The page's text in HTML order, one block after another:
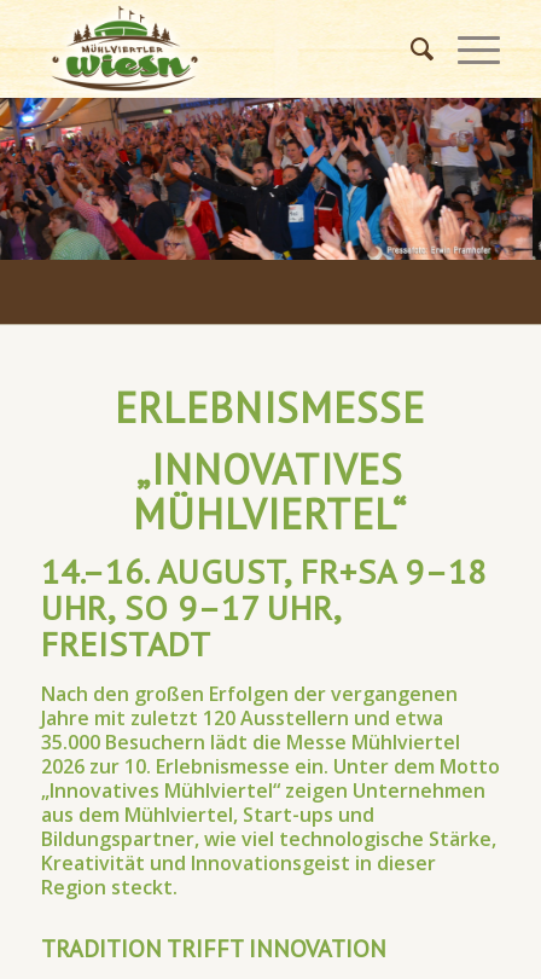
ERLEBNISMESSE
„INNOVATIVES
MÜHLVIERTEL“
14.–16. AUGUST, FR+SA 9–18
UHR, SO 9–17 UHR,
FREISTADT
Nach den großen Erfolgen der vergangenen
Jahre mit zuletzt 120 Ausstellern und etwa
35.000 Besuchern lädt die Messe Mühlviertel
2026 zur 10. Erlebnismesse ein. Unter dem Motto
„Innovatives Mühlviertel“ zeigen Unternehmen
aus dem Mühlviertel, Start-ups und
Bildungspartner, wie viel technologische Stärke,
Kreativität und Innovationsgeist in dieser
Region steckt.
TRADITION TRIFFT INNOVATION